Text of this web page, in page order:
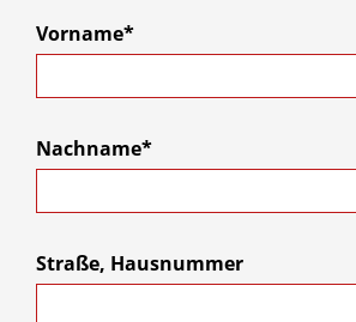
Vorname*
Nachname*
Straße, Hausnummer